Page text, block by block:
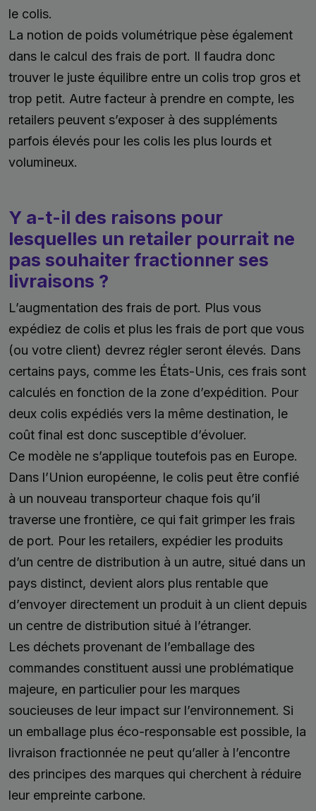
le colis.
La notion de poids volumétrique pèse également
dans le calcul des frais de port. Il faudra donc
trouver le juste équilibre entre un colis trop gros et
trop petit. Autre facteur à prendre en compte, les
retailers peuvent s’exposer à des suppléments
parfois élevés pour les colis les plus lourds et
volumineux.
Y a-t-il des raisons pour
lesquelles un retailer pourrait ne
pas souhaiter fractionner ses
livraisons ?
L’augmentation des frais de port. Plus vous
expédiez de colis et plus les frais de port que vous
(ou votre client) devrez régler seront élevés. Dans
certains pays, comme les États-Unis, ces frais sont
calculés en fonction de la zone d’expédition. Pour
deux colis expédiés vers la même destination, le
coût final est donc susceptible d’évoluer.
Ce modèle ne s’applique toutefois pas en Europe.
Dans l’Union européenne, le colis peut être confié
à un nouveau transporteur chaque fois qu’il
traverse une frontière, ce qui fait grimper les frais
de port. Pour les retailers, expédier les produits
d’un centre de distribution à un autre, situé dans un
pays distinct, devient alors plus rentable que
d’envoyer directement un produit à un client depuis
un centre de distribution situé à l’étranger.
Les déchets provenant de l’emballage des
commandes constituent aussi une problématique
majeure, en particulier pour les marques
soucieuses de leur impact sur l’environnement. Si
un emballage plus éco-responsable est possible, la
livraison fractionnée ne peut qu’aller à l’encontre
des principes des marques qui cherchent à réduire
leur empreinte carbone.